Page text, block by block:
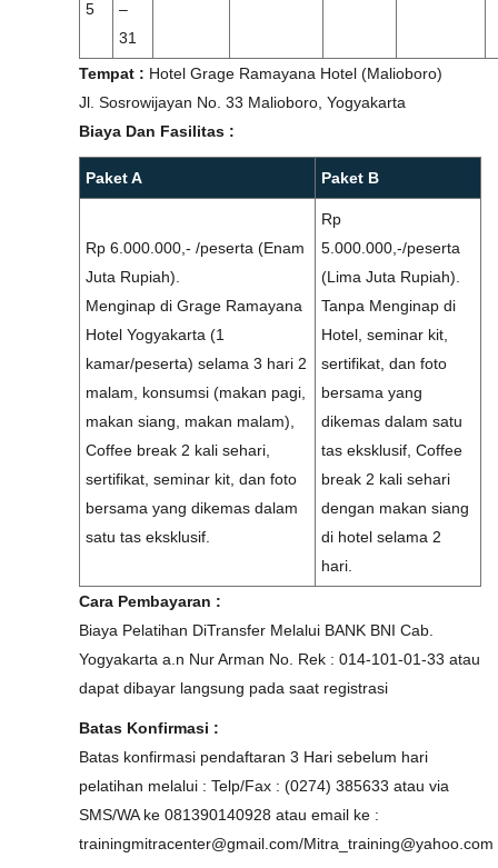
5
–
31
Tempat : Hotel Grage Ramayana Hotel (Malioboro)
Jl. Sosrowijayan No. 33 Malioboro, Yogyakarta
Biaya Dan Fasilitas :
Paket A Paket B
Rp 6.000.000,- /peserta (Enam
Juta Rupiah).
Menginap di Grage Ramayana
Hotel Yogyakarta (1
kamar/peserta) selama 3 hari 2
malam, konsumsi (makan pagi,
makan siang, makan malam),
Coffee break 2 kali sehari,
sertifikat, seminar kit, dan foto
bersama yang dikemas dalam
satu tas eksklusif.
Rp
5.000.000,-/peserta
(Lima Juta Rupiah).
Tanpa Menginap di
Hotel, seminar kit,
sertifikat, dan foto
bersama yang
dikemas dalam satu
tas eksklusif, Coffee
break 2 kali sehari
dengan makan siang
di hotel selama 2
hari.
Cara Pembayaran :
Biaya Pelatihan DiTransfer Melalui BANK BNI Cab.
Yogyakarta a.n Nur Arman No. Rek : 014-101-01-33 atau
dapat dibayar langsung pada saat registrasi
Batas Konfirmasi :
Batas konfirmasi pendaftaran 3 Hari sebelum hari
pelatihan melalui : Telp/Fax : (0274) 385633 atau via
SMS/WA ke 081390140928 atau email ke :
trainingmitracenter@gmail.com/Mitra_training@yahoo.com